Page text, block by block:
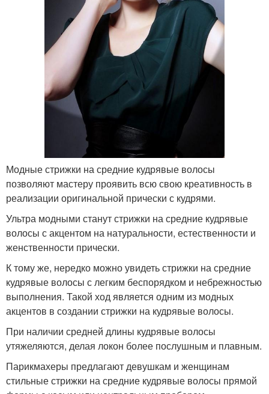
Модные стрижки на средние кудрявые волосы
позволяют мастеру проявить всю свою креативность в
реализации оригинальной прически с кудрями.
Ультра модными станут стрижки на средние кудрявые
волосы с акцентом на натуральности, естественности и
женственности прически.
К тому же, нередко можно увидеть стрижки на средние
кудрявые волосы с легким беспорядком и небрежностью
выполнения. Такой ход является одним из модных
акцентов в создании стрижки на кудрявые волосы.
При наличии средней длины кудрявые волосы
утяжеляются, делая локон более послушным и плавным.
Парикмахеры предлагают девушкам и женщинам
стильные стрижки на средние кудрявые волосы прямой